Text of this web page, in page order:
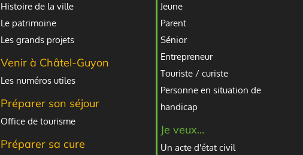
Histoire de la ville
Le patrimoine
Les grands projets
Venir à Châtel-Guyon
Les numéros utiles
Préparer son séjour
Office de tourisme
Préparer sa cure
Jeune
Parent
Sénior
Entrepreneur
Touriste / curiste
Personne en situation de
handicap
Je veux...
Un acte d'état civil